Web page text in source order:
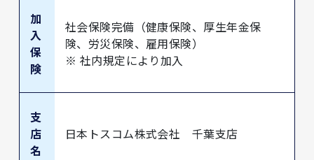
加
入
保
険
社会保険完備（健康保険、厚生年金保
険、労災保険、雇用保険）
※ 社内規定により加入
支
店
名
日本トスコム株式会社 千葉支店